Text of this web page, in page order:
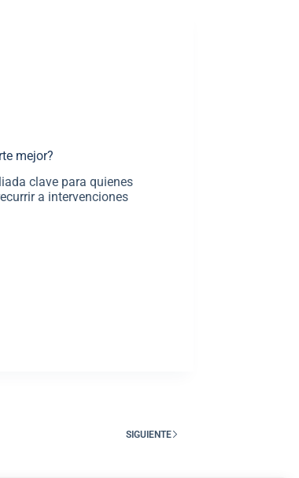
mejor?
clave para quienes
a intervenciones
SIGUIENTE